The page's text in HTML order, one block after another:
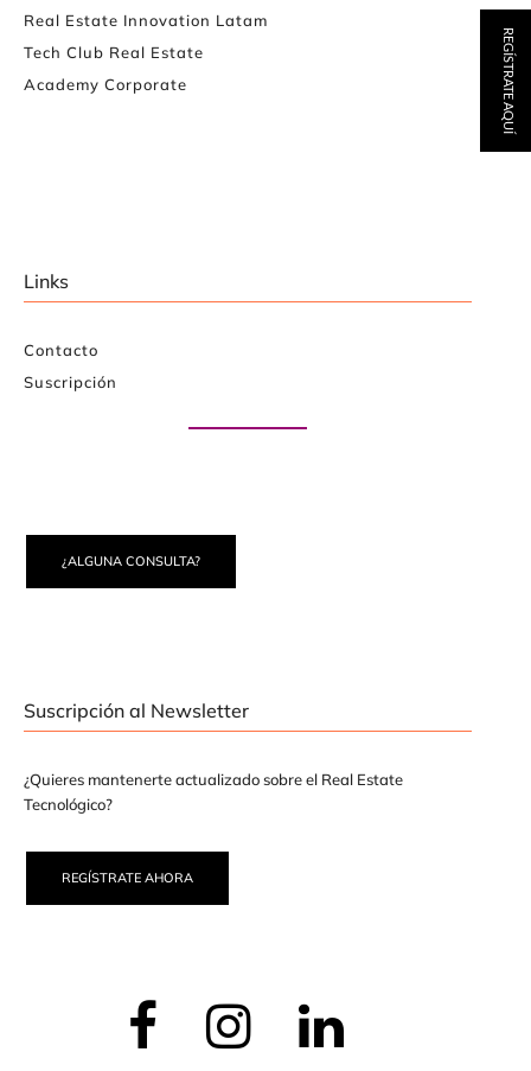
Real Estate Innovation Latam
Tech Club Real Estate
Academy Corporate
Links
Contacto
Suscripción
¿ALGUNA CONSULTA?
Suscripción al Newsletter
¿Quieres mantenerte actualizado sobre el Real Estate
Tecnológico?
REGÍSTRATE AHORA
REGÍSTRATE AQUÍ